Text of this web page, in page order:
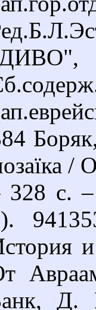
/
328 с. –
Д.